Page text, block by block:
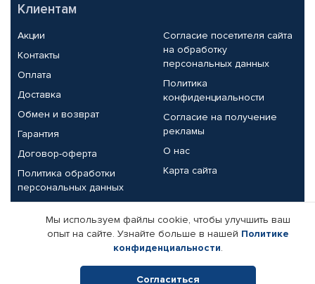
Клиентам
Акции
Контакты
Оплата
Доставка
Обмен и возврат
Гарантия
Договор-оферта
Политика обработки
персональных данных
Согласие посетителя сайта
на обработку
персональных данных
Политика
конфиденциальности
Согласие на получение
рекламы
О нас
Карта сайта
Партнерам
Корпоративным клиентам
Поставщикам
Реквизиты компании
Мы используем файлы cookie, чтобы улучшить ваш
опыт на сайте. Узнайте больше в нашей Политике
конфиденциальности.
Согласиться